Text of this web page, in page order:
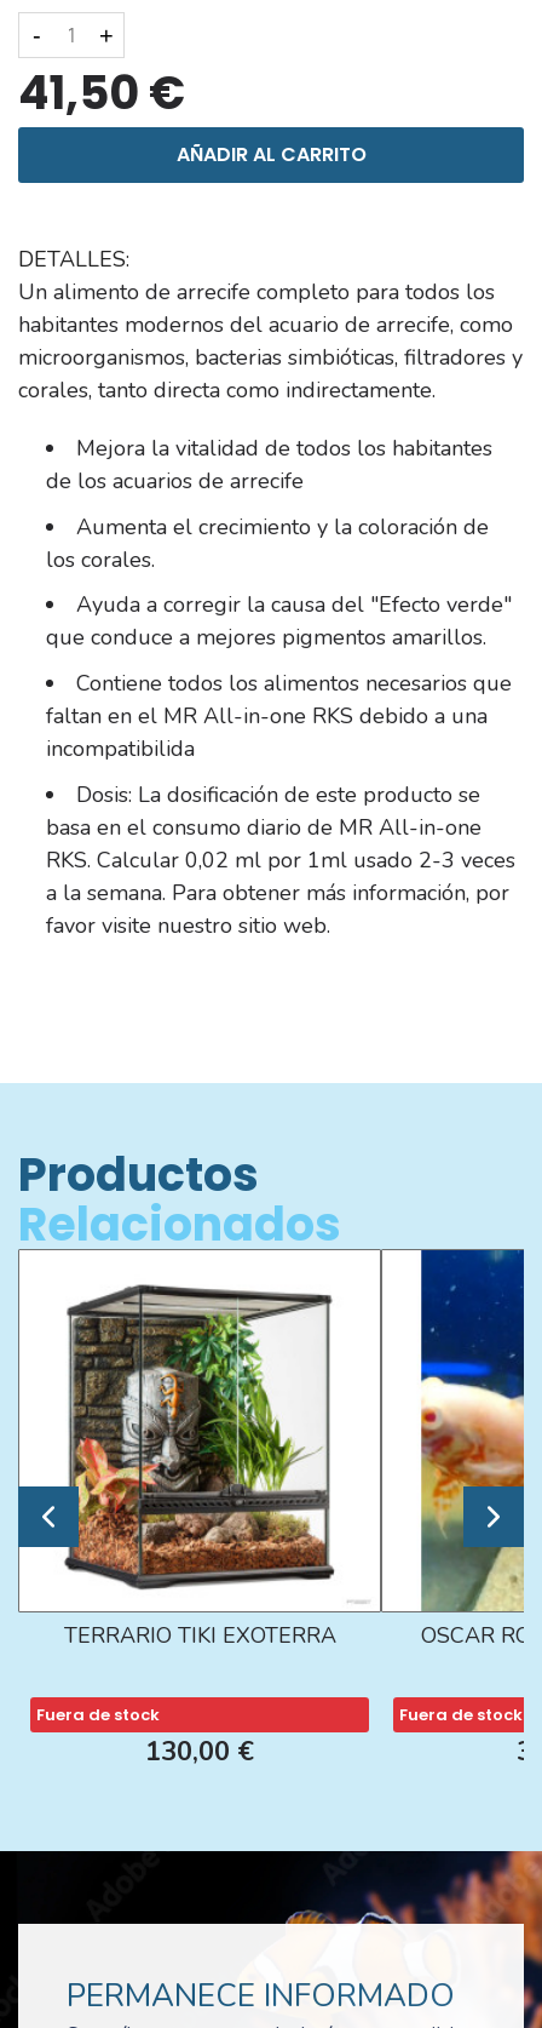
- +
41,50 €
AÑADIR AL CARRITO
DETALLES:
Un alimento de arrecife completo para todos los
habitantes modernos del acuario de arrecife, como
microorganismos, bacterias simbióticas, filtradores y
corales, tanto directa como indirectamente.
Mejora la vitalidad de todos los habitantes
de los acuarios de arrecife
Aumenta el crecimiento y la coloración de
los corales.
Ayuda a corregir la causa del "Efecto verde"
que conduce a mejores pigmentos amarillos.
Contiene todos los alimentos necesarios que
faltan en el MR All-in-one RKS debido a una
incompatibilida
Dosis: La dosificación de este producto se
basa en el consumo diario de MR All-in-one
RKS.Calcular 0,02 ml por 1ml usado 2-3 veces
a la semana. Para obtener más información, por
favor visite nuestro sitio web.
Productos
Relacionados
TERRARIO TIKI EXOTERRA
Fuera de stock
130,00 €
OSCAR
Fuera de stock
PERMANECE INFORMADO